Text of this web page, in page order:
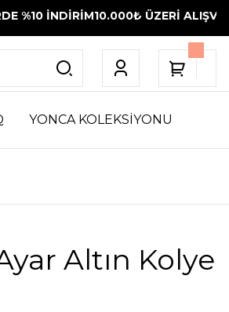
10.000₺ ÜZERİ
YONCA KOLEKSİYONU
Altın Kolye